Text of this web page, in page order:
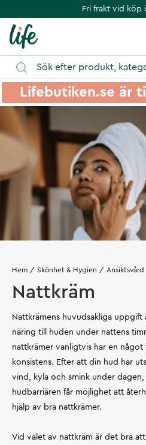
Fri frakt vid köp
Lifebutiken.se är
Hem Skönhet & Hygien Ansiktsvård
Nattkräm
Nattkrämens huvudsakliga
näring till huden under nattens
nattkrämer vanligtvis har en
konsistens. Efter att din hud har
vind, kyla och smink under
hudbarriären får möjlighet att
hjälp av bra nattkrämer.
Vid valet av nattkräm är det bra